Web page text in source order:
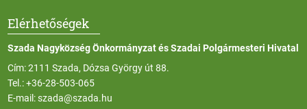
Elérhetőségek
Szada Nagyközség Önkormányzat és Szadai Polgármesteri Hivatal
Cím: 2111 Szada, Dózsa György út 88.
Tel.:+36-28-503-065
E-mail:szada@szada.hu